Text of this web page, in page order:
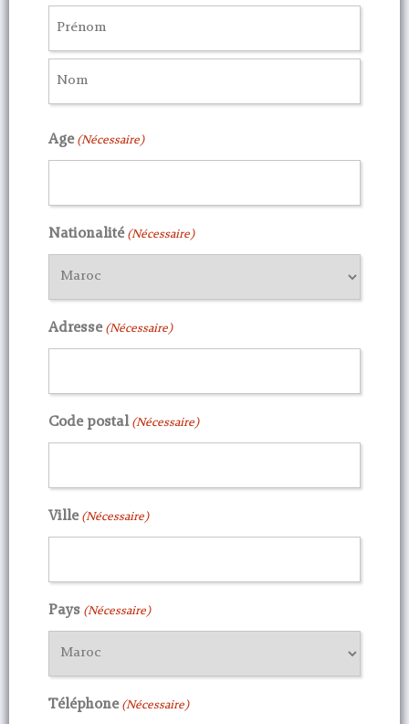
Age (Nécessaire)
Nationalité (Nécessaire)
Adresse (Nécessaire)
Code postal (Nécessaire)
Ville (Nécessaire)
Pays (Nécessaire)
Téléphone (Nécessaire)